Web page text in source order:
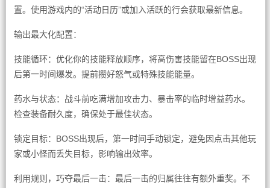
置。使用游戏内的“活动日历”或加入活跃的行会获取最新信息。
输出最大化配置：
技能循环：优化你的技能释放顺序，将高伤害技能留在BOSS出现
后第一时间爆发。提前攒好怒气或特殊技能能量。
药水与状态：战斗前吃满增加攻击力、暴击率的临时增益药水。
检查装备耐久度，确保处于最佳状态。
锁定目标：BOSS出现后，第一时间手动锁定，避免因点击其他玩
家或小怪而丢失目标，影响输出效率。
利用规则，巧夺最后一击：最后一击的归属往往有额外重奖。不